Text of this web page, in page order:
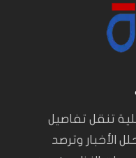
تنقل تفاصيل
الأخبار وترصد